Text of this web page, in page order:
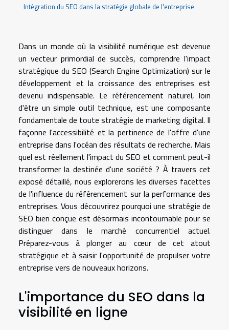
Intégration du SEO dans la stratégie globale de l'entreprise
Dans un monde où la visibilité numérique est devenue
un vecteur primordial de succès, comprendre l'impact
stratégique du SEO (Search Engine Optimization) sur le
développement et la croissance des entreprises est
devenu indispensable. Le référencement naturel, loin
d'être un simple outil technique, est une composante
fondamentale de toute stratégie de marketing digital. Il
façonne l'accessibilité et la pertinence de l'offre d'une
entreprise dans l'océan des résultats de recherche. Mais
quel est réellement l'impact du SEO et comment peut-il
transformer la destinée d'une société ? À travers cet
exposé détaillé, nous explorerons les diverses facettes
de l'influence du référencement sur la performance des
entreprises. Vous découvrirez pourquoi une stratégie de
SEO bien conçue est désormais incontournable pour se
distinguer dans le marché concurrentiel actuel.
Préparez-vous à plonger au cœur de cet atout
stratégique et à saisir l'opportunité de propulser votre
entreprise vers de nouveaux horizons.
L'importance du SEO dans la
visibilité en ligne